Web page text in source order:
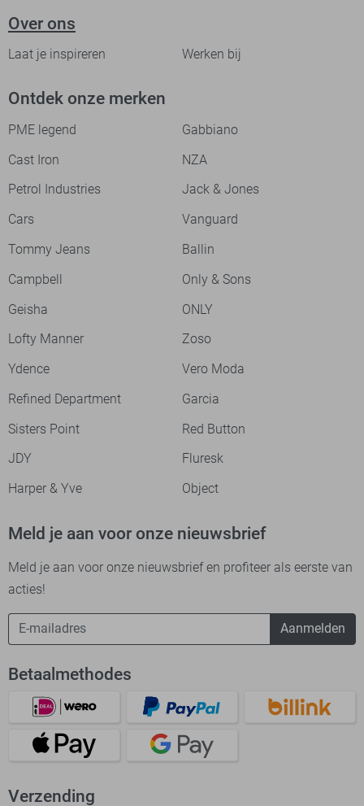
Over ons
Laat je inspireren Werken bij
Ontdek onze merken
PME legend
Gabbiano
Cast Iron
NZA
Petrol Industries
Jack & Jones
Cars
Vanguard
Tommy Jeans
Ballin
Campbell
Only & Sons
Geisha
ONLY
Lofty Manner
Zoso
Ydence
Vero Moda
Refined Department
Garcia
Sisters Point
Red Button
JDY
Fluresk
Harper & Yve
Object
Meld je aan voor onze nieuwsbrief
Meld je aan voor onze nieuwsbrief en profiteer als eerste van
acties!
Aanmelden
Betaalmethodes
Verzending